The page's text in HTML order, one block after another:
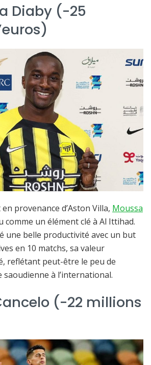
Diaby (-25
provenance d’Aston Villa, Moussa
comme un élément clé à Al Ittihad.
une belle productivité avec un but
en 10 matchs, sa valeur
reflétant peut-être le peu de
à l’international.
(-22 millions